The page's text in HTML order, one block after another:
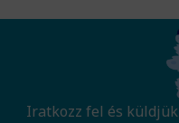
Iratkozz fel és